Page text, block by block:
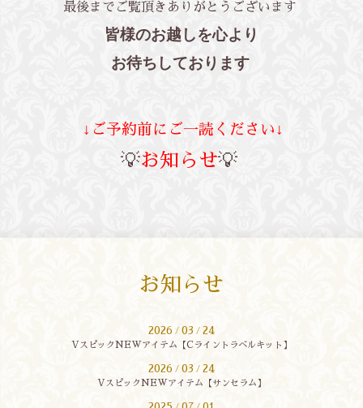
最後までご覧頂きありがとうございます
皆様のお越しを心より
お待ちしております
↓ご予約前にご一読ください↓
💡お知らせ💡
お知らせ
2026 / 03 / 24
VスピックNEWアイテム【Cライントラベルキット】
2026 / 03 / 24
VスピックNEWアイテム【サンセラム】
/ /